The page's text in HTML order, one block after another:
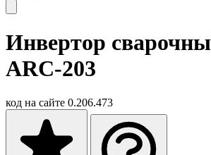
Инвертор
ARC-203
код на сайте 0.206.473